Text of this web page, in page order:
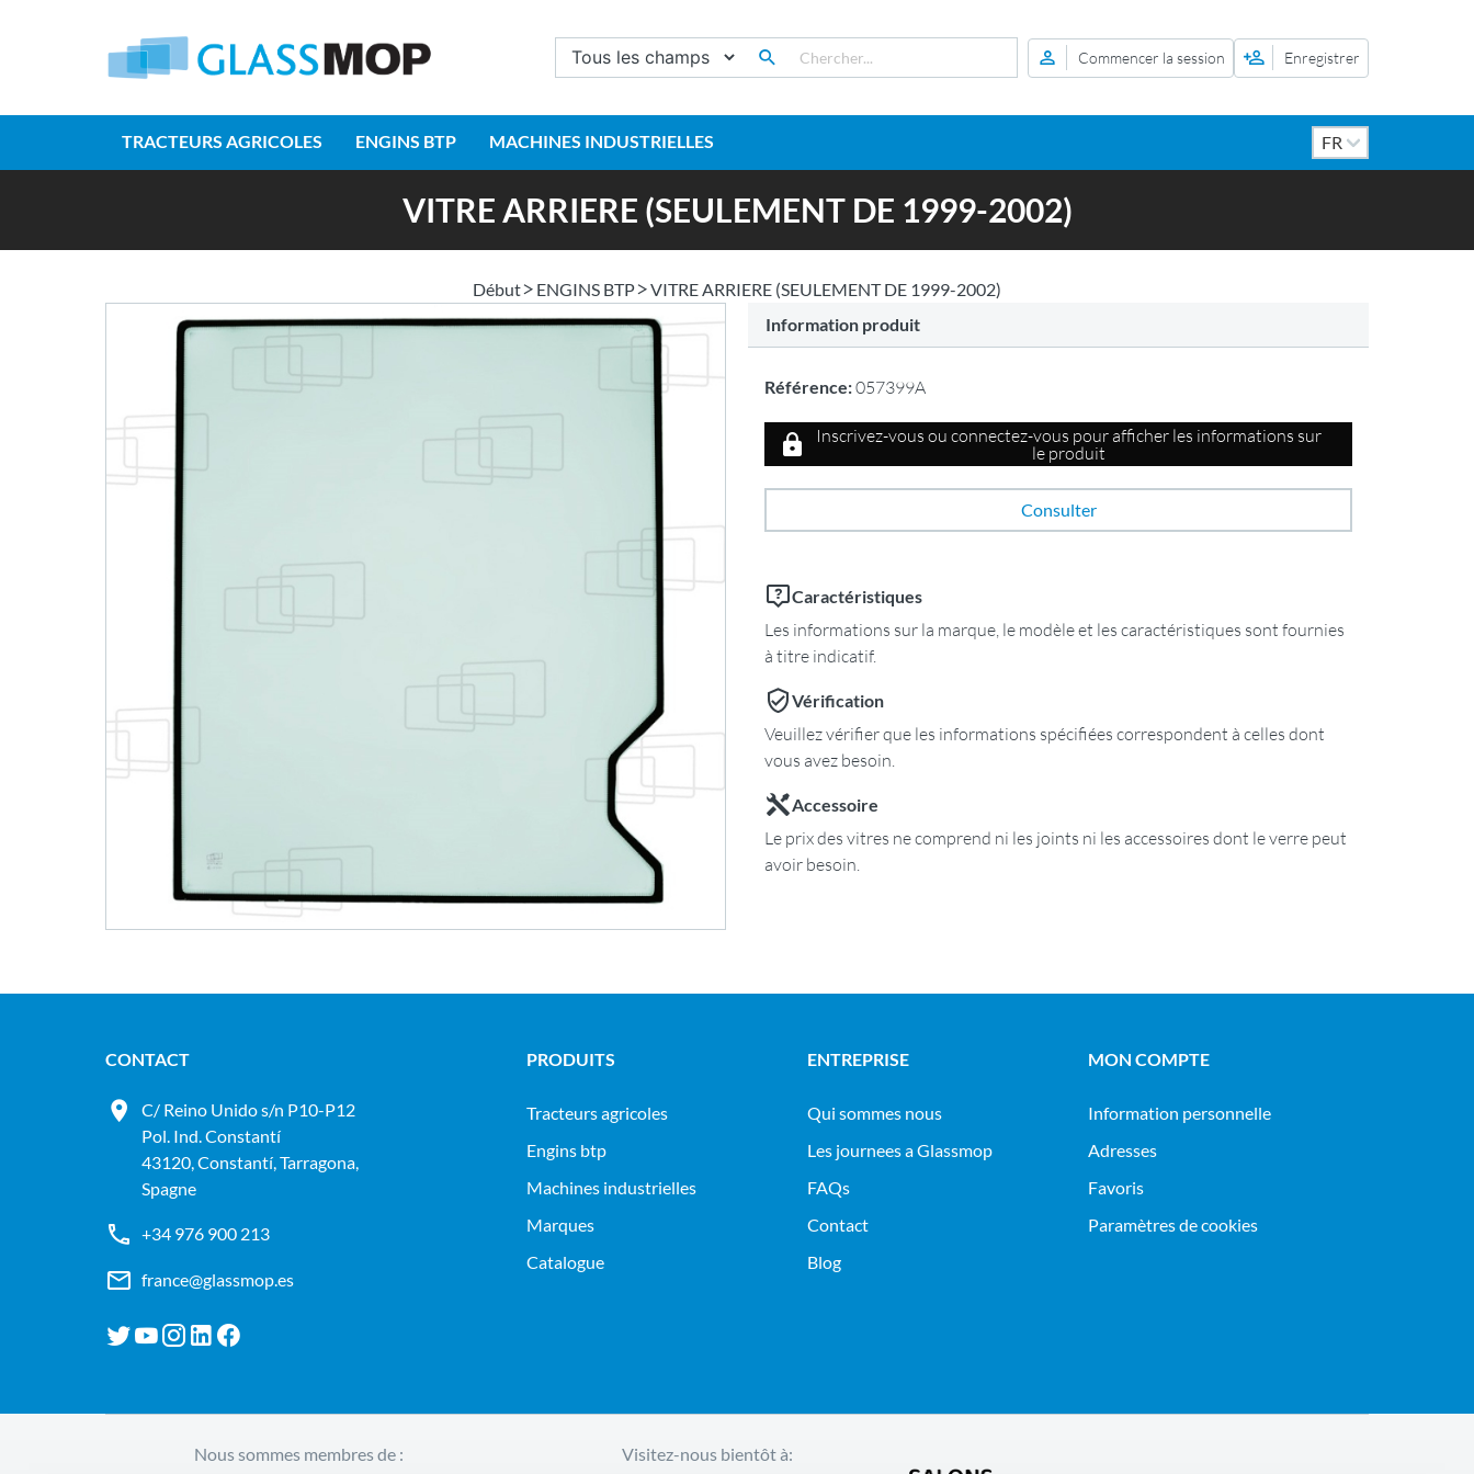
Commencer la session Enregistrer
TRACTEURS AGRICOLES ENGINS BTP MACHINES INDUSTRIELLES
VITRE ARRIERE (SEULEMENT DE 1999-2002)
Début ENGINS BTP
VITRE ARRIERE (SEULEMENT DE 1999-2002)
Information produit
Référence:057399A
Inscrivez-vous ou connectez-vous pour afficher les informations sur
le produit
Consulter
Caractéristiques
Les informations sur la marque, le modèle et les caractéristiques sont fournies
à titre indicatif.
Vérification
Veuillez vérifier que les informations spécifiées correspondent à celles dont
vous avez besoin.
Accessoire
Le prix des vitres ne comprend ni les joints ni les accessoires dont le verre peut
avoir besoin.
CONTACT
C/ Reino Unido s/n P10-P12
Pol. Ind. Constantí
43120, Constantí, Tarragona,
Spagne
+34 976 900 213
france@glassmop.es
PRODUITS
tracteurs agricoles
engins btp
machines industrielles
Marques
Catalogue
ENTREPRISE
Qui sommes nous
Les journees a Glassmop
FAQs
Contact
Blog
MON COMPTE
Information personnelle
Adresses
Favoris
Paramètres de cookies
Nous sommes membres de : Visitez-nous bientôt à: